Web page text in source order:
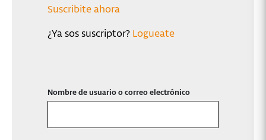
Suscribite ahora
¿Ya sos suscriptor? Logueate
Nombre de usuario o correo electrónico